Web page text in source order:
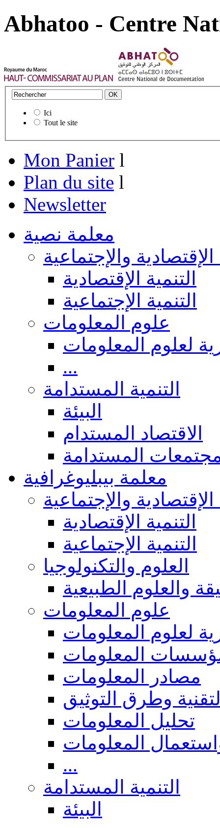
Abhatoo - Centre
Ici
Tout le site
Mon Panier l
Plan du site l
Newsletter
معلمة نصية
الإقتصادية والإجتماعية
التنمية الإقتصادية
التنمية الإجتماعية
علوم المعلومات
لعلوم المعلومات
...
التنمية المستدامة
البيئة
الاقتصاد المستدام
المستدامة
معلمة بيبليوغرافية
الإقتصادية والإجتماعية
التنمية الإقتصادية
التنمية الإجتماعية
العلوم والتكنولوجيا
والعلوم الطبيعية
علوم المعلومات
لعلوم المعلومات
المعلومات
مصادر المعلومات
وطرق التوثيق
تحليل المعلومات
المعلومات
...
التنمية المستدامة
البيئة